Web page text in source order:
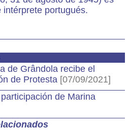
portugués.
de Grândola recibe el
de Protesta [07/09/2021]
de Marina